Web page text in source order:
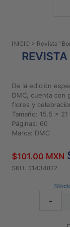
Preguntas
frecuentes
Privacidad
Políticas
Compra
2026
INICIO > Revista
De la edición
DMC, cuenta con
flores y
Tamaño: 15.5 x 21
Páginas: 60
Marca: DMC
$101.00 MXN
SKU: D1434822
-